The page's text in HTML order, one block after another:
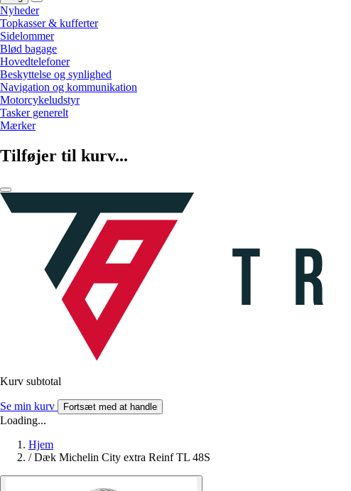
Nyheder
Topkasser & kufferter
Sidelommer
Blød bagage
Hovedtelefoner
Beskyttelse og synlighed
Navigation og kommunikation
Motorcykeludstyr
Tasker generelt
Mærker
Tilføjer til kurv...
Kurv subtotal
Se min kurv Fortsæt med at handle
Loading...
Hjem
/ Dæk Michelin City extra Reinf TL 48S